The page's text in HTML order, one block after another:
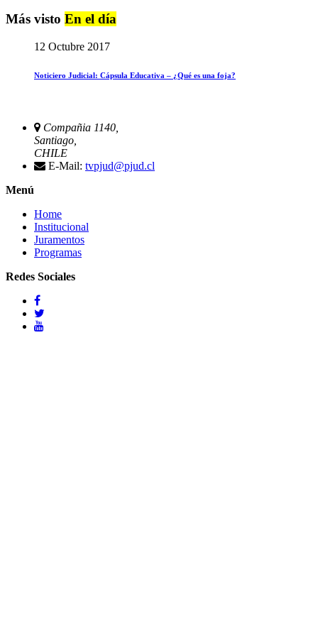
Más visto En el día
12 Octubre 2017
Noticiero Judicial: Cápsula Educativa – ¿Qué es una foja?
Compañia 1140,
Santiago,
CHILE
E-Mail: tvpjud@pjud.cl
Menú
Home
Institucional
Juramentos
Programas
Redes Sociales